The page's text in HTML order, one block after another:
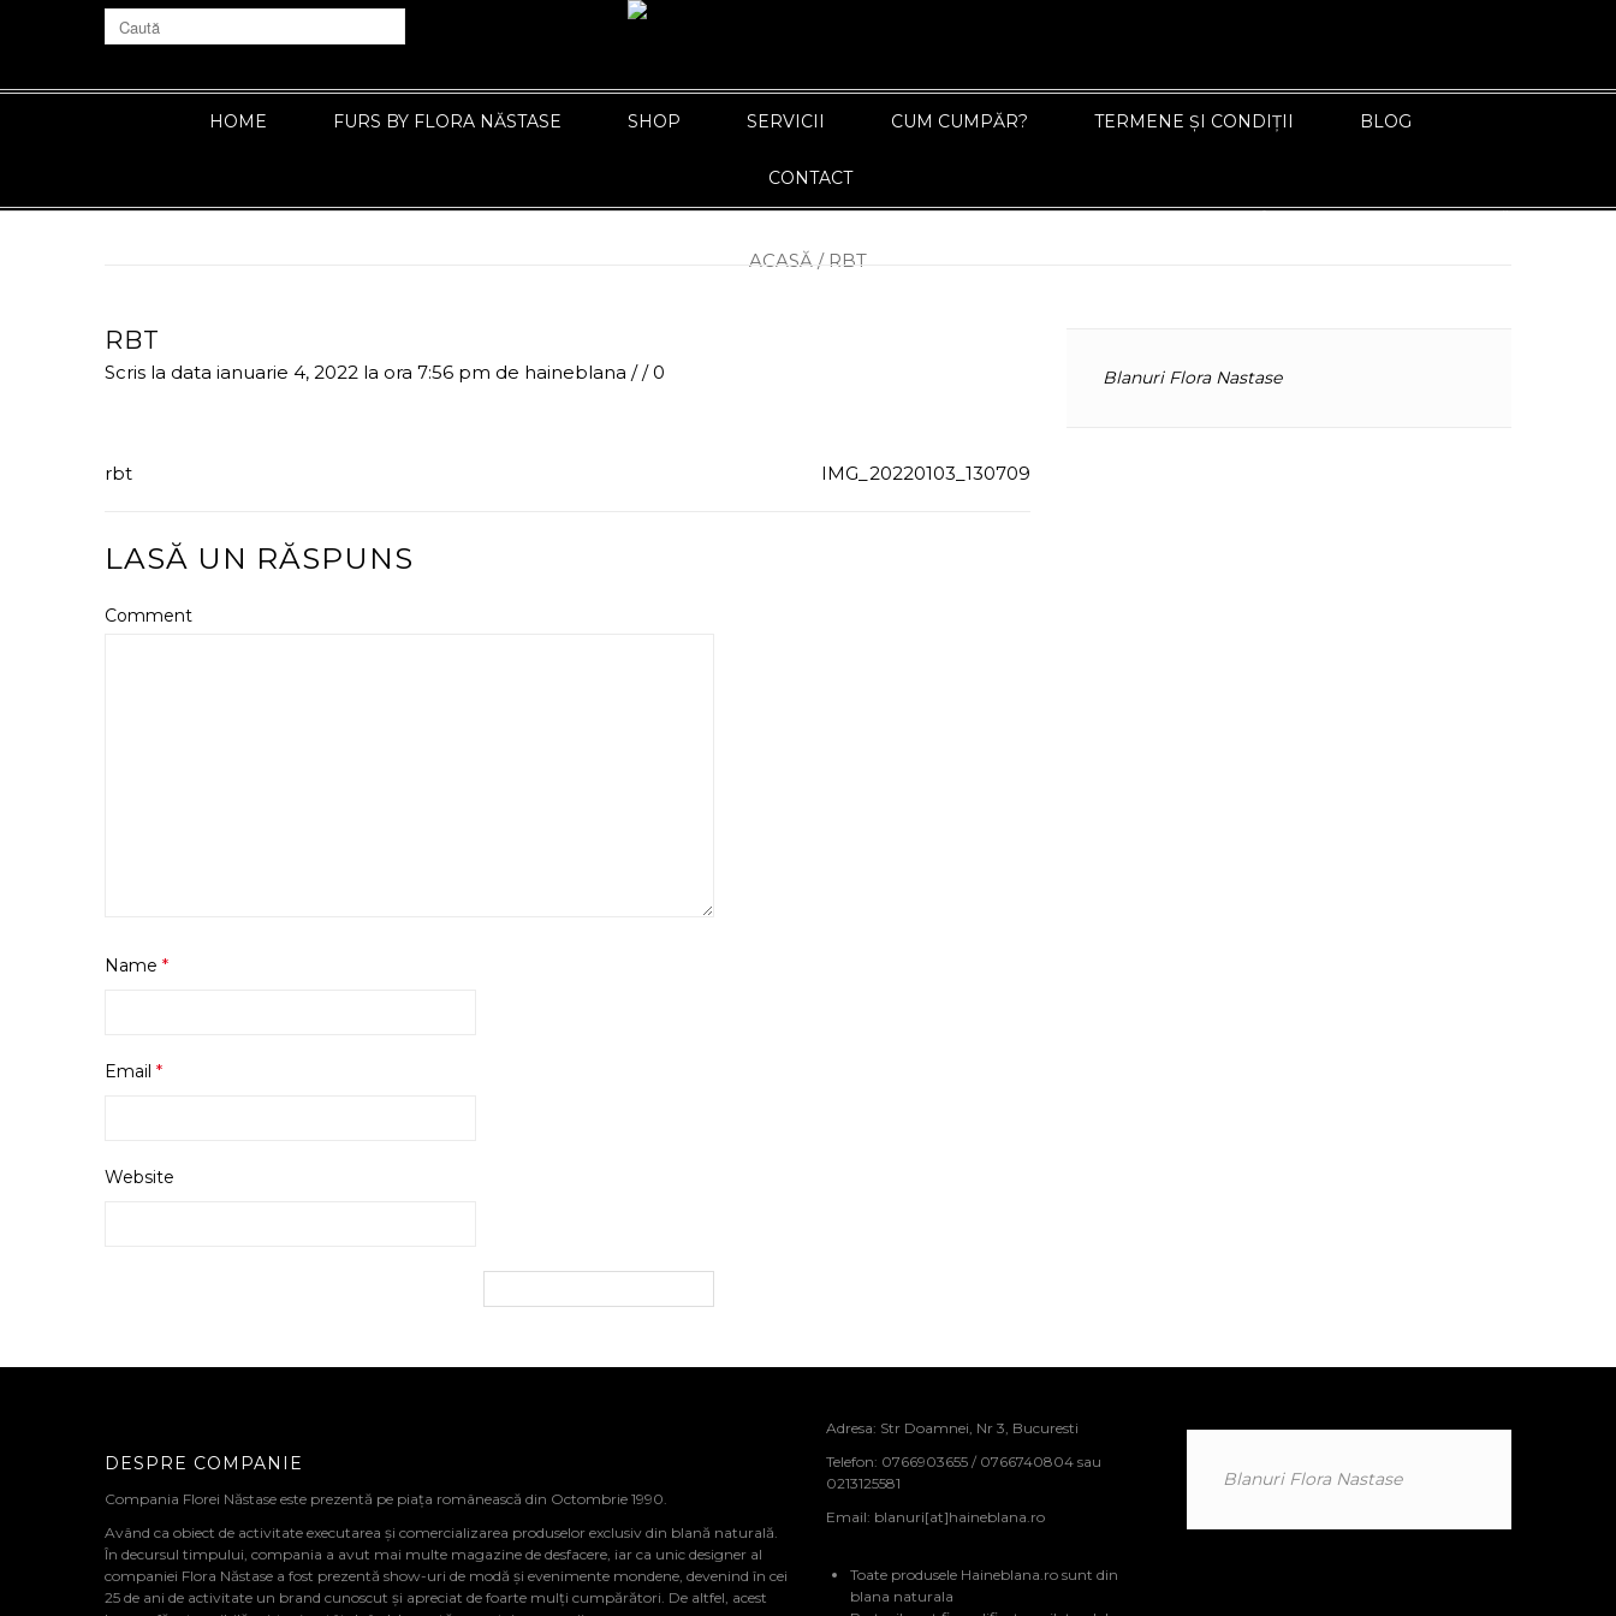
HOME FURS BY FLORA NĂSTASE SHOP SERVICII CUM CUMPĂR? TERMENE ȘI CONDIȚII BLOG
CONTACT
ACASĂ / RBT
RBT
Scris la data ianuarie 4, 2022 la ora 7:56 pm de haineblana //0
rbt IMG_20220103_130709
LASĂ UN RĂSPUNS
Comment
Name *
Email *
Website
Blanuri Flora Nastase
DESPRE COMPANIE
Compania Florei Năstase este prezentă pe piața românească din Octombrie 1990.
Având ca obiect de activitate executarea și comercializarea produselor exclusiv din blană naturală.
În decursul timpului, compania a avut mai multe magazine de desfacere, iar ca unic designer al
companiei Flora Năstase a fost prezentă show-uri de modă și evenimente mondene, devenind în cei
25 de ani de activitate un brand cunoscut și apreciat de foarte mulți cumpărători. De altfel, acest
Adresa: Str Doamnei, Nr 3, Bucuresti
Telefon: 0766903655 / 0766740804 sau
0213125581
Email: blanuri[at]haineblana.ro
Toate produsele Haineblana.ro sunt din
blana naturala
Blanuri Flora Nastase